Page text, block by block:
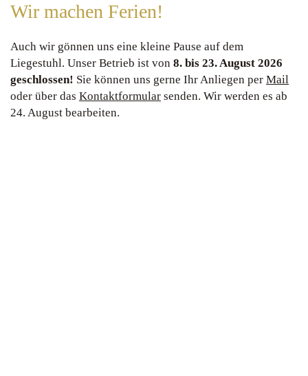
Wir machen Ferien!
Auch wir gönnen uns eine kleine Pause auf dem
Liegestuhl. Unser Betrieb ist von 8. bis 23. August 2026
geschlossen! Sie können uns gerne Ihr Anliegen per Mail
oder über das Kontaktformular senden. Wir werden es ab
24. August bearbeiten.